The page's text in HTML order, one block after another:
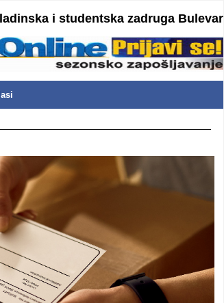
i studentska zadruga Bulevar